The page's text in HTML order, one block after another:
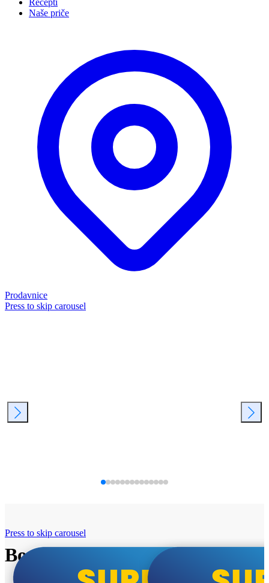
Recepti
Naše priče
Prodavnice
Press to skip carousel
Bosch super cene
Press to skip carousel